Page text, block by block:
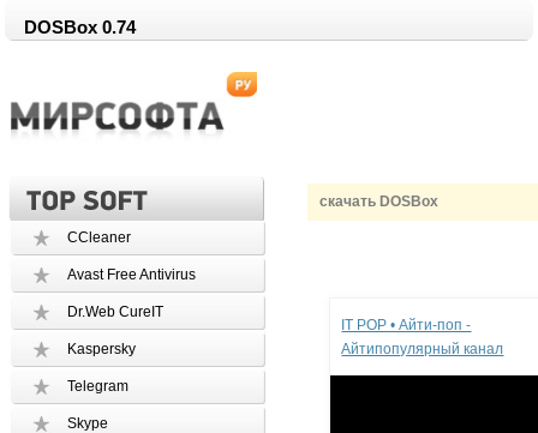
DOSBox 0.74
скачать DOSBox
CCleaner
Avast Free Antivirus
Dr.Web CureIT
Kaspersky
Telegram
Skype
IT POP • Айти-поп -
Айтипопулярный канал